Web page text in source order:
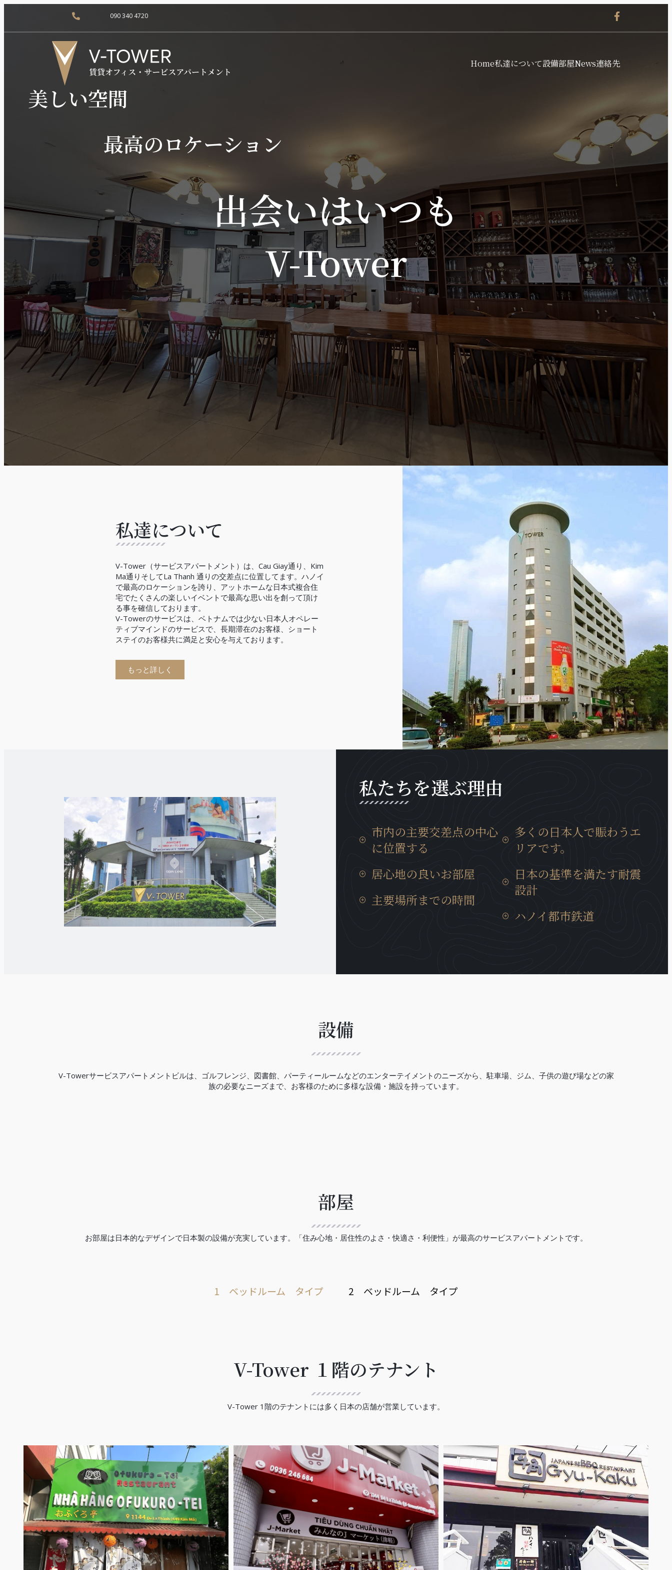
090 340 4720
Home私達について設備部屋News連絡先
美しい空間
最高のロケーション
出会いはいつも
V-Tower
私達について
V-Tower（サービスアパートメント）は、Cau Giay通り、Kim
Ma通りそしてLa Thanh 通りの交差点に位置してます。ハノイ
で最高のロケーションを誇り、アットホームな日本式複合住
宅でたくさんの楽しいイベントで最高な思い出を創って頂け
る事を確信しております。
V-Towerのサービスは、ベトナムでは少ない日本人オペレー
ティブマインドのサービスで、長期滞在のお客様、ショート
ステイのお客様共に満足と安心を与えております。
もっと詳しく
私たちを選ぶ理由
市内の主要交差点の中心
に位置する
タンロン工業団地までの移動時間は15
分、イノバイ国際空港までは30分と通
おります。
居心地の良いお部屋
日本製の設備が充実していて、ベトナ
ムに居ても、日本の我が家の居心地に
主要場所までの時間
多くの日本人で賑わうエ
リアです。
近くには多くの日系企業も、キムマー
通り、ダオタン通りに集まっていま
す。また、周辺には多様な商業サービ
スが充実、トゥレ動物園、大学、地元
の住宅街にも近いロケーションです。
日本の基準を満たす耐震
設計
ハノイの建造物では非常にめずらいい
耐震構造のビルディングで、安心に宿
ハノイ都市鉄道
設備
V-Towerサービスアパートメントビルは、ゴルフレンジ、図書館、パーティールームなどのエンターテイメントのニーズから、駐車場、ジム、子供の遊び場などの家
族の必要なニーズまで、お客様のために多様な設備・施設を持っています。
部屋
お部屋は日本的なデザインで日本製の設備が充実しています。「住み心地・居住性のよさ・快適さ・利便性」が最高のサービスアパートメントです。
1 ベッドルーム タイプ 2 ベッドルーム タイプ
V-Tower １階のテナント
V-Tower 1階のテナントには多く日本の店舗が営業しています。